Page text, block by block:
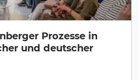
Prozesse in
und deutscher